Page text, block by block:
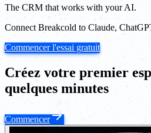
The CRM that works with your AI.
Connect Breakcold to Claude,
Commencer l'essai gratuit
Créez votre premier
quelques minutes
Commencer